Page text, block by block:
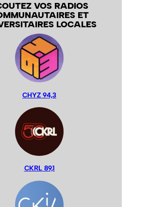
VOS RADIOS
ET
LOCALES
CHYZ 94,3
CKRL 89,1